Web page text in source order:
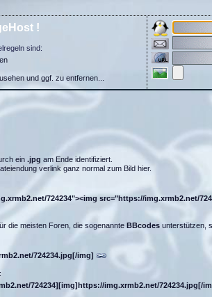
!
sind:
und ggf. zu entfernen...
ein .jpg am Ende identifiziert.
verlink ganz normal zum Bild hier.
724234"><img src="https://img.xrmb2.net/
die meisten Foren, die sogenannte BBcodes unterstützen,
724234.jpg[/img]
724234][img]https://img.xrmb2.net/724234.jpg[/